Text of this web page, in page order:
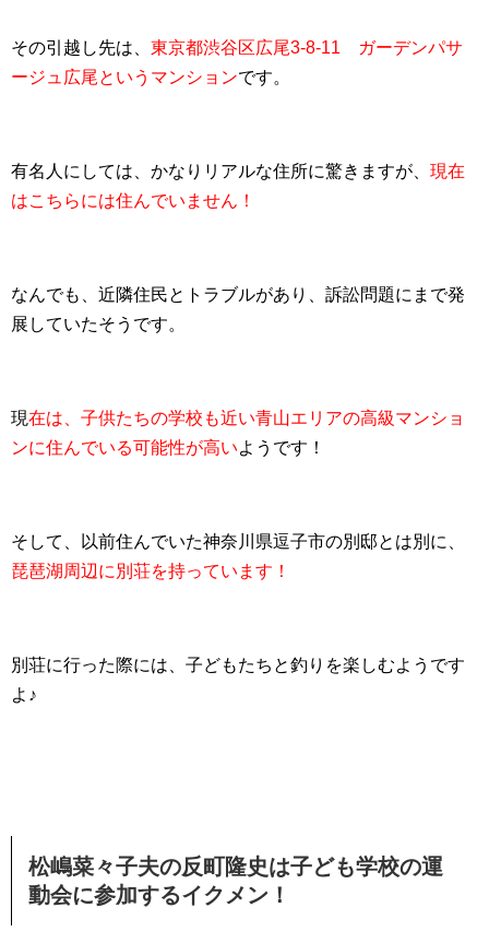
その引越し先は、 東京都渋谷区広尾3-8-11 ガーデンパサ
ージュ広尾というマンションです。
有名人にしては、かなりリアルな住所に驚きますが、 現在
はこちらには住んでいません！
なんでも、近隣住民とトラブルがあり、訴訟問題にまで発
展していたそうです。
現在は、子供たちの学校も近い青山エリアの高級マンショ
ンに住んでいる可能性が高いようです！
そして、以前住んでいた神奈川県逗子市の別邸とは別に、
琵琶湖周辺に別荘を持っています！
別荘に行った際には、子どもたちと釣りを楽しむようです
よ♪
松嶋菜々子夫の反町隆史は子ども学校の運
動会に参加するイクメン！